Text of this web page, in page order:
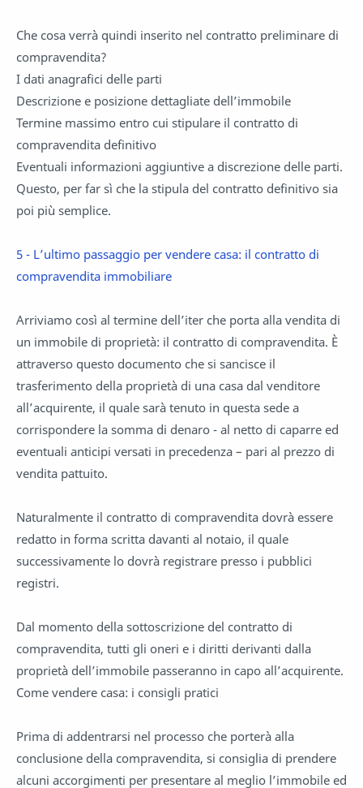
Che cosa verrà quindi inserito nel contratto preliminare di
compravendita?
I dati anagrafici delle parti
Descrizione e posizione dettagliate dell’immobile
Termine massimo entro cui stipulare il contratto di
compravendita definitivo
Eventuali informazioni aggiuntive a discrezione delle parti.
Questo, per far sì che la stipula del contratto definitivo sia
poi più semplice.
5 - L’ultimo passaggio per vendere casa: il contratto di
compravendita immobiliare
Arriviamo così al termine dell’iter che porta alla vendita di
un immobile di proprietà: il contratto di compravendita. È
attraverso questo documento che si sancisce il
trasferimento della proprietà di una casa dal venditore
all’acquirente, il quale sarà tenuto in questa sede a
corrispondere la somma di denaro - al netto di caparre ed
eventuali anticipi versati in precedenza – pari al prezzo di
vendita pattuito.
Naturalmente il contratto di compravendita dovrà essere
redatto in forma scritta davanti al notaio, il quale
successivamente lo dovrà registrare presso i pubblici
registri.
Dal momento della sottoscrizione del contratto di
compravendita, tutti gli oneri e i diritti derivanti dalla
proprietà dell’immobile passeranno in capo all’acquirente.
Come vendere casa: i consigli pratici
Prima di addentrarsi nel processo che porterà alla
conclusione della compravendita, si consiglia di prendere
alcuni accorgimenti per presentare al meglio l’immobile ed